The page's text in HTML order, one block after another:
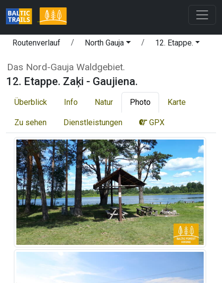
Routenverlauf North Gauja 12. Etappe.
Das Nord-Gauja Waldgebiet.
12. Etappe. Zaķi - Gaujiena.
Überblick Info Natur Photo Karte
Zu sehen Dienstleistungen GPX